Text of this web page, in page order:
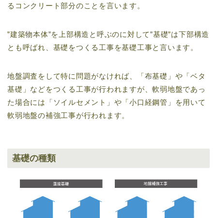
るコンクリート部分のことを言います。
”建築物本体”を上部構造と呼ぶのに対して”基礎”は下部構造
とも呼ばれ、基礎をつくる工事を基礎工事と言います。
地盤調査をして特に問題がなければ、「布基礎」や「ベタ
基礎」などをつくる工事が行われますが、軟弱地盤であっ
た場合には「ソイルセメント」や「小口経鋼管」を用いて
軟弱地盤の補強工事が行われます。
基礎の種類